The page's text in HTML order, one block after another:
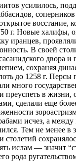
усилилось,
восстание,
г. Новые халифы,
иранцев,
В своей
двора и
сохраняя
до 1258 г. Персы
много
преуспеть в жизни,
сделали еще
исчез, а
Тем не менее в
столетий
ислам — значит
рода